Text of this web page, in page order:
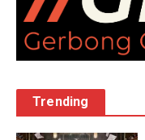
Trending